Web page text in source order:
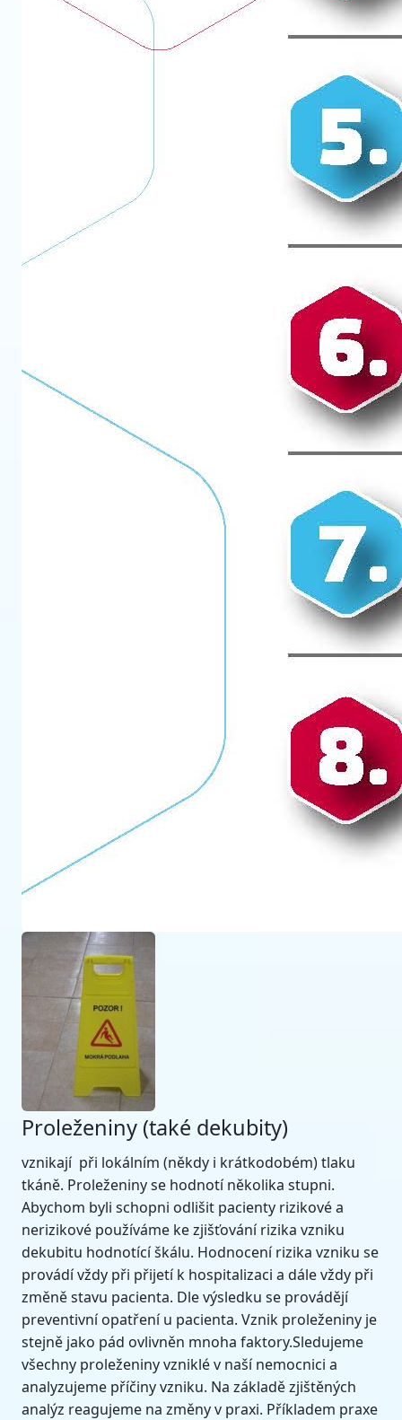
Proleženiny (také dekubity)
vznikají při lokálním (někdy i krátkodobém) tlaku
tkáně. Proleženiny se hodnotí několika stupni.
Abychom byli schopni odlišit pacienty rizikové a
nerizikové používáme ke zjišťování rizika vzniku
dekubitu hodnotící škálu. Hodnocení rizika vzniku se
provádí vždy při přijetí k hospitalizaci a dále vždy při
změně stavu pacienta. Dle výsledku se provádějí
preventivní opatření u pacienta. Vznik proleženiny je
stejně jako pád ovlivněn mnoha faktory.Sledujeme
všechny proleženiny vzniklé v naší nemocnici a
analyzujeme příčiny vzniku. Na základě zjištěných
analýz reagujeme na změny v praxi. Příkladem praxe